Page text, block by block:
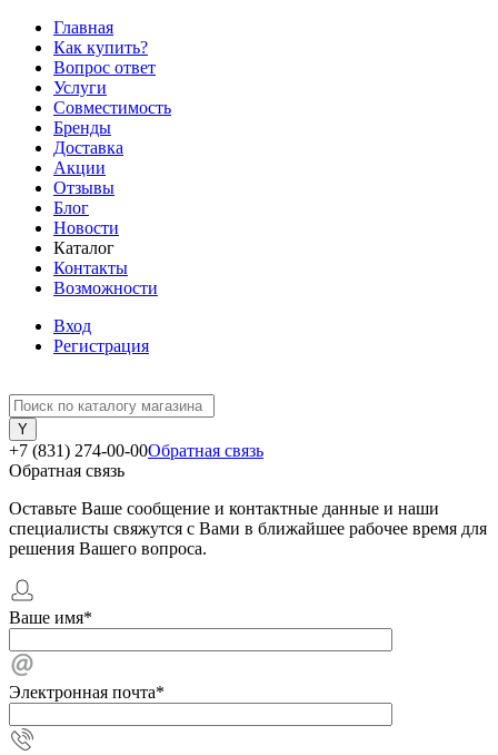
Главная
Как купить?
Вопрос ответ
Услуги
Совместимость
Бренды
Доставка
Акции
Отзывы
Блог
Новости
Каталог
Контакты
Возможности
Вход
Регистрация
+7 (831) 274-00-00Обратная связь
Обратная связь
Оставьте Ваше сообщение и контактные данные и наши
специалисты свяжутся с Вами в ближайшее рабочее время для
решения Вашего вопроса.
Ваше имя*
Электронная почта*